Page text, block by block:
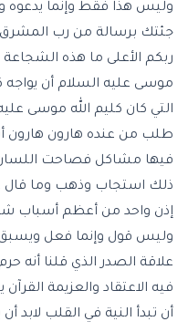
وليس هذا فقط وإنما يدعوه
جئتك برسالة من رب المشرق
ربكم الأعلى ما هذه
موسى عليه السلام أن يواجه
التي كان كليم الله موسى
طلب من عنده هارون هارون
فيها مشاكل فصاحت اللسان
ذلك استجاب وذهب وما قال
إذن واحد من أعظم أسباب
وليس قول وإنما فعل ويسبق
علاقة الصدر الذي قلنا أنه
فيه الاعتقاد والعزيمة
أن تبدأ النية في القلب